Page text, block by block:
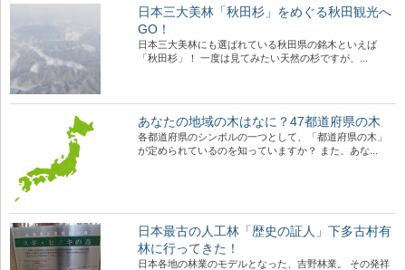
日本三大美林「秋田杉」をめぐる秋田観光へ
GO！
日本三大美林にも選ばれている秋田県の銘木といえば
「秋田杉」！ 一度は見てみたい天然の杉ですが、...
あなたの地域の木はなに？47都道府県の木
各都道府県のシンボルの一つとして、「都道府県の木」
が定められているのを知っていますか？ また、あな...
日本最古の人工林「歴史の証人」下多古村有
林に行ってきた！
日本各地の林業のモデルとなった、吉野林業。 その発祥